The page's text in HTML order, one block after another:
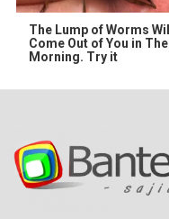
The Lump of Worms Will
Come Out of You in The
Morning. Try it